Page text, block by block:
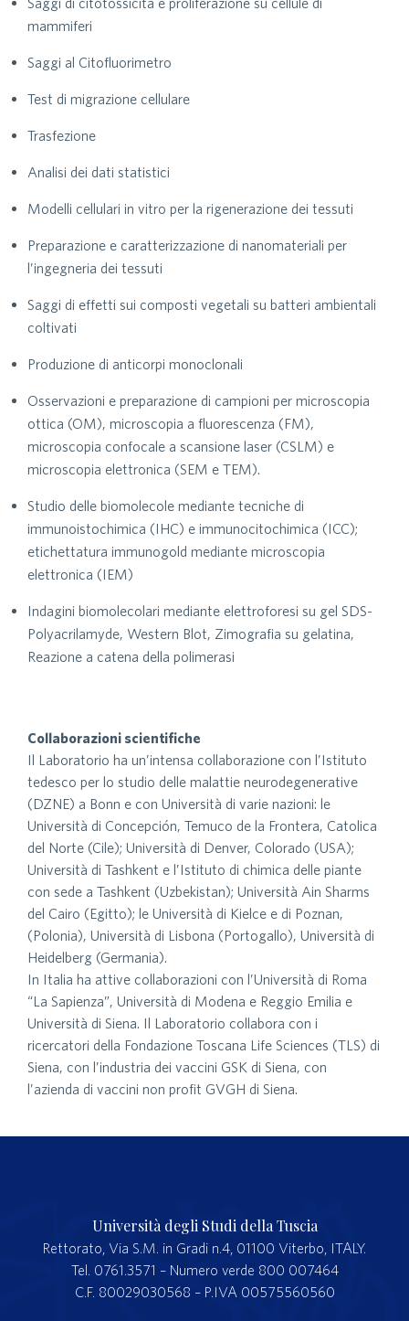
mammiferi
Saggi al Citofluorimetro
Test di migrazione cellulare
Trasfezione
Analisi dei dati statistici
Modelli cellulari in vitro per la rigenerazione dei tessuti
Preparazione e caratterizzazione di nanomateriali per
l’ingegneria dei tessuti
Saggi di effetti sui composti vegetali su batteri ambientali
coltivati
Produzione di anticorpi monoclonali
Osservazioni e preparazione di campioni per microscopia
ottica (OM), microscopia a fluorescenza (FM),
microscopia confocale a scansione laser (CSLM) e
microscopia elettronica (SEM e TEM).
Studio delle biomolecole mediante tecniche di
immunoistochimica (IHC) e immunocitochimica (ICC);
etichettatura immunogold mediante microscopia
elettronica (IEM)
Indagini biomolecolari mediante elettroforesi su gel SDS-
Polyacrilamyde, Western Blot, Zimografia su gelatina,
Reazione a catena della polimerasi
Collaborazioni scientifiche
Il Laboratorio ha un’intensa collaborazione con l’Istituto
tedesco per lo studio delle malattie neurodegenerative
(DZNE) a Bonn e con Università di varie nazioni: le
Università di Concepción, Temuco de la Frontera, Catolica
del Norte (Cile); Università di Denver, Colorado (USA);
Università di Tashkent e l’Istituto di chimica delle piante
con sede a Tashkent (Uzbekistan); Università Ain Sharms
del Cairo (Egitto); le Università di Kielce e di Poznan,
(Polonia), Università di Lisbona (Portogallo), Università di
Heidelberg (Germania).
In Italia ha attive collaborazioni con l’Università di Roma
“La Sapienza”, Università di Modena e Reggio Emilia e
Università di Siena. Il Laboratorio collabora con i
ricercatori della Fondazione Toscana Life Sciences (TLS) di
Siena, con l’industria dei vaccini GSK di Siena, con
l’azienda di vaccini non profit GVGH di Siena.
Università degli Studi della Tuscia
Rettorato, Via S.M. in Gradi n.4, 01100 Viterbo, ITALY.
Tel. 0761.3571 – Numero verde 800 007464
C.F. 80029030568 – P.IVA 00575560560